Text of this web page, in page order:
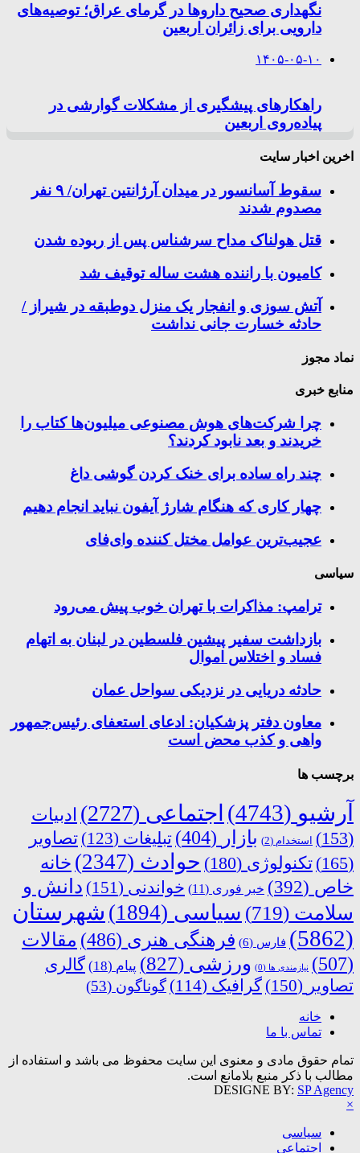
نگهداری صحیح داروها در گرمای عراق؛ توصیه‌های
دارویی برای زائران اربعین
۱۴۰۵-۰۵-۱۰
راهکارهای پیشگیری از مشکلات گوارشی در
پیاده‌روی اربعین
اخرین اخبار سایت
سقوط آسانسور در میدان آرژانتین تهران/ ۹ نفر
مصدوم شدند
قتل هولناک مداح سرشناس پس از ربوده شدن
کامیون با راننده هشت ساله توقیف شد
آتش سوزی و انفجار یک منزل دوطبقه در شیراز /
حادثه خسارت جانی نداشت
نماد مجوز
منابع خبری
چرا شرکت‌های هوش مصنوعی میلیون‌ها کتاب را
خریدند و بعد نابود کردند؟
چند راه‌ ساده برای خنک کردن گوشی داغ
چهار کاری که هنگام شارژ آیفون نباید انجام دهیم
عجیب‌ترین عوامل مختل کننده وای‌فای
سیاسی
ترامپ: مذاکرات با تهران خوب پیش می‌رود
بازداشت سفیر پیشین فلسطین در لبنان به اتهام
فساد و اختلاس اموال
حادثه دریایی در نزدیکی سواحل عمان
معاون دفتر پزشکیان: ادعای استعفای رئیس‌جمهور
واهی و کذب محض است
برچسب ها
آرشیو (4743) اجتماعی (2727)
ادبیات
(153)
استخدام (2) بازار (404) تبلیغات (123)
تصاویر
(165)
تکنولوژی (180) حوادث (2347)
خانه
خاص (392) خبر فوری (11) خواندنی (151)
دانش و
سلامت (719) سیاسی (1894)
شهرستان
(5862)
فارس (6) فرهنگی هنری (486)
مقالات
(507)
نیازمندی ها (0) ورزشی (827) پیام (18)
گالری
تصاویر (150) گرافیک (114) گوناگون (53)
خانه
تماس با ما
تمام حقوق مادی و معنوی این سایت محفوظ می باشد و استفاده از
مطالب با ذکر منبع بلامانع است.
DESIGNE BY: SP Agency
×
سیاسی
اجتماعی